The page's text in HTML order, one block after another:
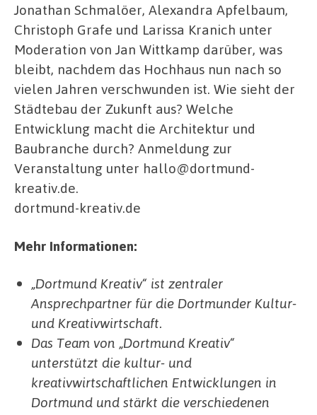
Jonathan Schmalöer, Alexandra Apfelbaum,
Christoph Grafe und Larissa Kranich unter
Moderation von Jan Wittkamp darüber, was
bleibt, nachdem das Hochhaus nun nach so
vielen Jahren verschwunden ist. Wie sieht der
Städtebau der Zukunft aus? Welche
Entwicklung macht die Architektur und
Baubranche durch? Anmeldung zur
Veranstaltung unter hallo@dortmund-
kreativ.de.
dortmund-kreativ.de
Mehr Informationen:
„Dortmund Kreativ“ ist zentraler
Ansprechpartner für die Dortmunder Kultur-
und Kreativwirtschaft.
Das Team von „Dortmund Kreativ“
unterstützt die kultur- und
kreativwirtschaftlichen Entwicklungen in
Dortmund und stärkt die verschiedenen